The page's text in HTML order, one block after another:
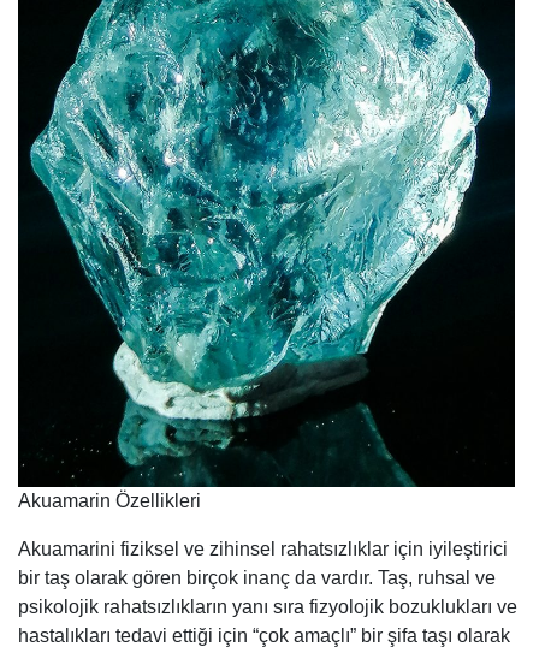
Akuamarin Özellikleri
Akuamarini fiziksel ve zihinsel rahatsızlıklar için iyileştirici
bir taş olarak gören birçok inanç da vardır. Taş, ruhsal ve
psikolojik rahatsızlıkların yanı sıra fizyolojik bozuklukları ve
hastalıkları tedavi ettiği için “çok amaçlı” bir şifa taşı olarak